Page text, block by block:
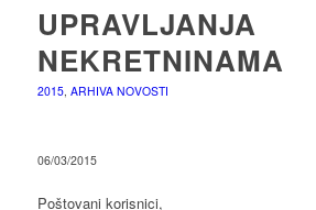
UPRAVLJANJA
NEKRETNINAMA
2015, ARHIVA NOVOSTI
06/03/2015
Poštovani korisnici,